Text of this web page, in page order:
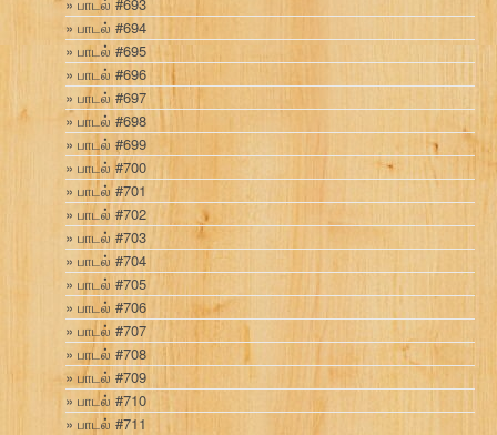
பாடல் #694
பாடல் #695
பாடல் #696
பாடல் #697
பாடல் #698
பாடல் #699
பாடல் #700
பாடல் #701
பாடல் #702
பாடல் #703
பாடல் #704
பாடல் #705
பாடல் #706
பாடல் #707
பாடல் #708
பாடல் #709
பாடல் #710
பாடல் #711